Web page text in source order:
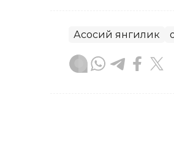
Асосий янгилик